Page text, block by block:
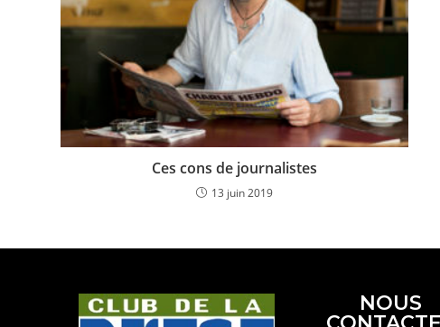
Ces cons de journalistes
13 juin 2019
NOUS